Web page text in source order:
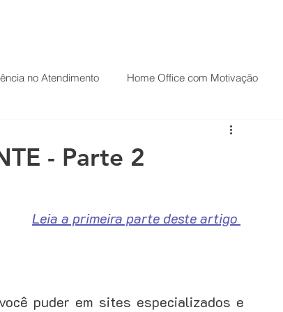
no Atendimento Home Office com Motivação
Palestrante de Motivação
de Vendas Estratégias de vendas
- Parte 2
Leia a primeira parte deste artigo
puder em sites especializados e